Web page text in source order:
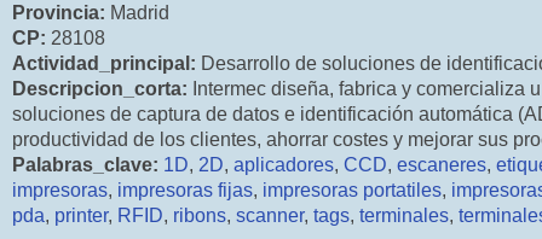
Provincia: Madrid
CP: 28108
Actividad_principal: Desarrollo de soluciones de
Descripcion_corta: Intermec diseña, fabrica y comercializa
soluciones de captura de datos e identificación automática
productividad de los clientes, ahorrar costes y mejorar sus
Palabras_clave: 1D, 2D, aplicadores, CCD, escaneres,
impresoras, impresoras fijas, impresoras portatiles,
pda, printer, RFID, ribons, scanner, tags, terminales,